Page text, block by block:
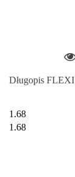
Długopis
1.68
1.68